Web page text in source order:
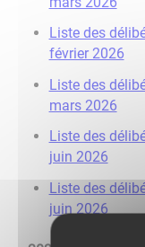
Liste des
février 2026
Liste des
mars 2026
Liste des
juin 2026
Liste des
juin 2026